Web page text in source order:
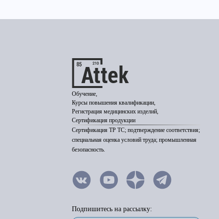
Обучение,
Курсы повышения квалификации,
Регистрация медицинских изделий,
Сертификация продукции
Сертификация ТР ТС; подтверждение соответствия;
специальная оценка условий труда; промышленная
безопасность.
Подпишитесь на рассылку: